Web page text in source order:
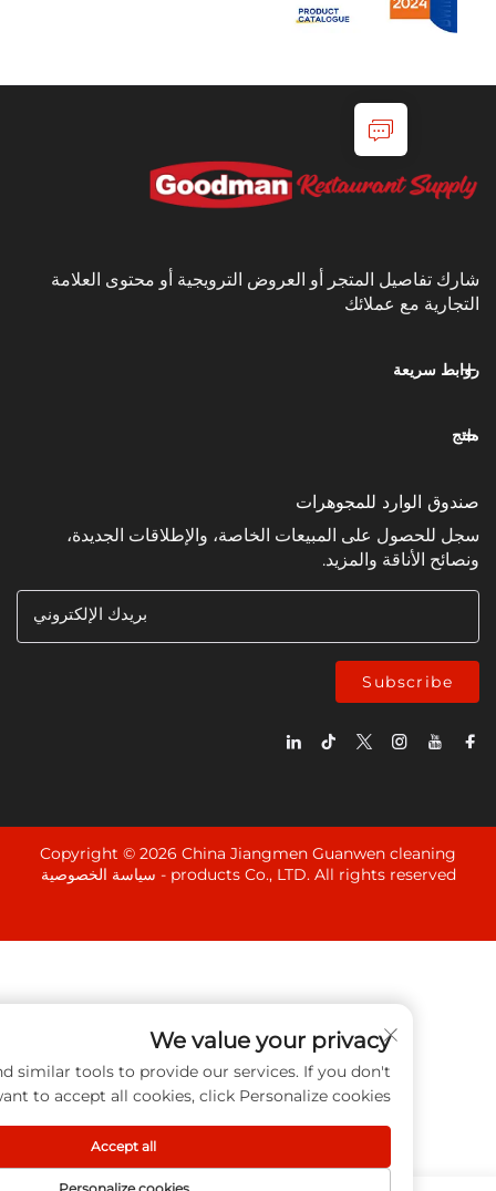
المتجر أو العروض الترويجية أو محتوى العلامة
عملائك
للمجوهرات
على المبيعات الخاصة، والإطلاقات الجديدة،
والمزيد.
بريدك الإلكتروني
Copyright © 2026 China Jiangmen Guanwen
products Co., LTD. All rights
سياسة الخصوصية
We value your privacy
cookies and similar tools to provide our services. If you don't
want to accept all cookies, click Personalize cookies.